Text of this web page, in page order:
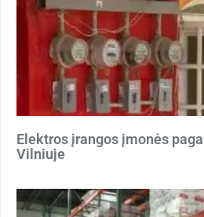
Elektros įrangos įmonės
Vilniuje